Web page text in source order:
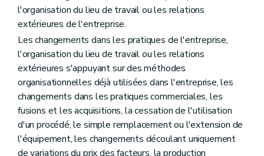
Art. 107
Art. 108
Art. 109
Chapitre VIII Des subventions portant sur la vulgarisation des sciences, de la recherche et de l'innovation
Art. 110
Art. 111
Chapitre IX Des cumuls d'aides et des exclusions
Art. 112
Art. 113
Art. 114
Art. 115
Art. 116
Chapitre X De la gestion stratégique, de la procédure et de l'évaluation
Art. 117
l'organisation du lieu de travail ou les relations
extérieures de l'entreprise.
Les changements dans les pratiques de l'entreprise,
l'organisation du lieu de travail ou les relations
extérieures s'appuyant sur des méthodes
organisationnelles déjà utilisées dans l'entreprise, les
changements dans les pratiques commerciales, les
fusions et les acquisitions, la cessation de l'utilisation
d'un procédé, le simple remplacement ou l'extension de
l'équipement, les changements découlant uniquement
de variations du prix des facteurs, la production